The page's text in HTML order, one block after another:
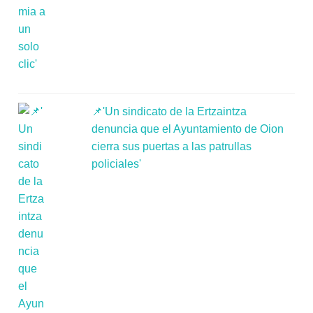
📌'Un sindicato de la Ertzaintza
denuncia que el Ayuntamiento de Oion
cierra sus puertas a las patrullas
policiales'